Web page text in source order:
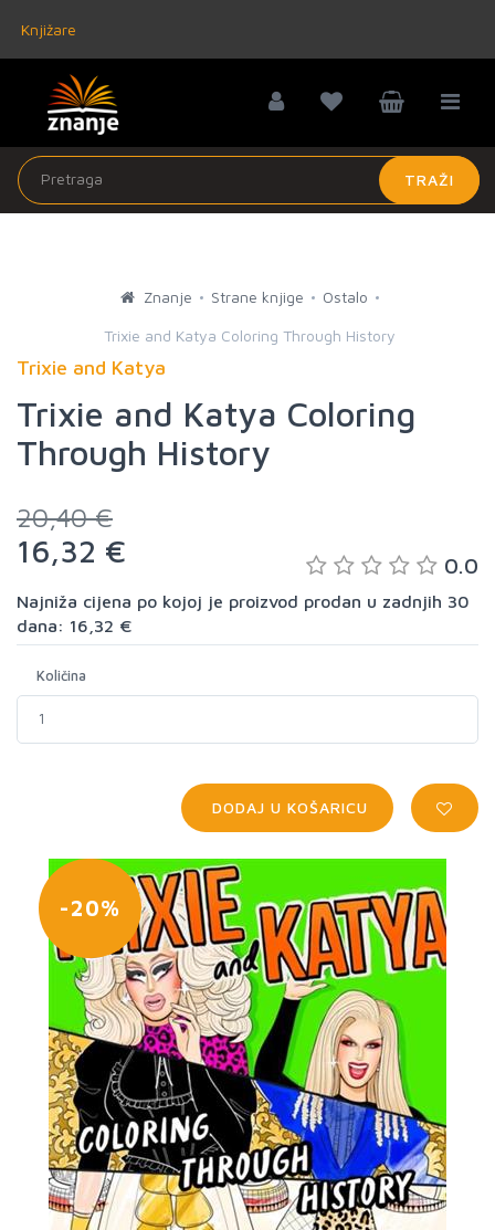
Knjižare
TRAŽI
Znanje Strane knjige Ostalo
Trixie and Katya Coloring Through History
Trixie and Katya
Trixie and Katya Coloring
Through History
20,40 €
16,32 € 0.0
Najniža cijena po kojoj je proizvod prodan u zadnjih 30
dana: 16,32 €
Količina
DODAJ U KOŠARICU
-20%